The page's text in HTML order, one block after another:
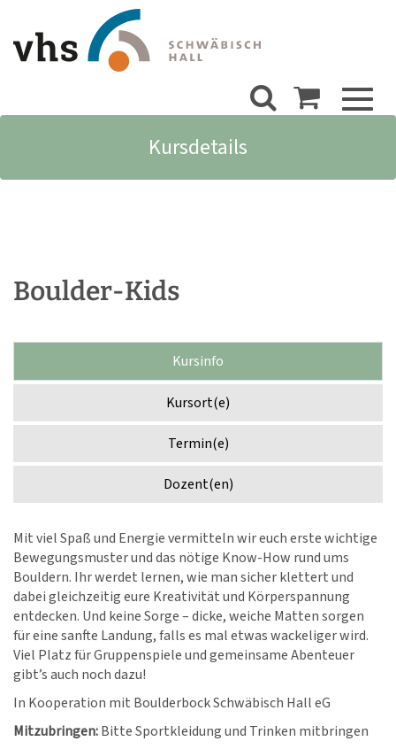
Kursdetails
Boulder-Kids
Kursinfo
Kursort(e)
Termin(e)
Dozent(en)
Mit viel Spaß und Energie vermitteln wir euch erste wichtige
Bewegungsmuster und das nötige Know-How rund ums
Bouldern. Ihr werdet lernen, wie man sicher klettert und
dabei gleichzeitig eure Kreativität und Körperspannung
entdecken. Und keine Sorge – dicke, weiche Matten sorgen
für eine sanfte Landung, falls es mal etwas wackeliger wird.
Viel Platz für Gruppenspiele und gemeinsame Abenteuer
gibt’s auch noch dazu!
In Kooperation mit Boulderbock Schwäbisch Hall eG
Mitzubringen:Bitte Sportkleidung und Trinken mitbringen